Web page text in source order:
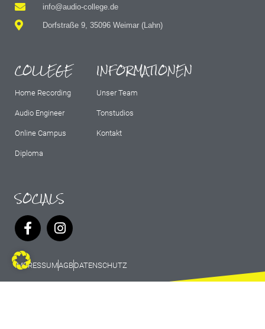
info@audio-college.de
Dorfstraße 9, 35096 Weimar (Lahn)
COLLEGE
Home Recording
Audio Engineer
Online Campus
Diploma
INFORMATIONEN
Unser Team
Tonstudios
Kontakt
SOCIALS
IMPRESSUMAGBDATENSCHUTZ